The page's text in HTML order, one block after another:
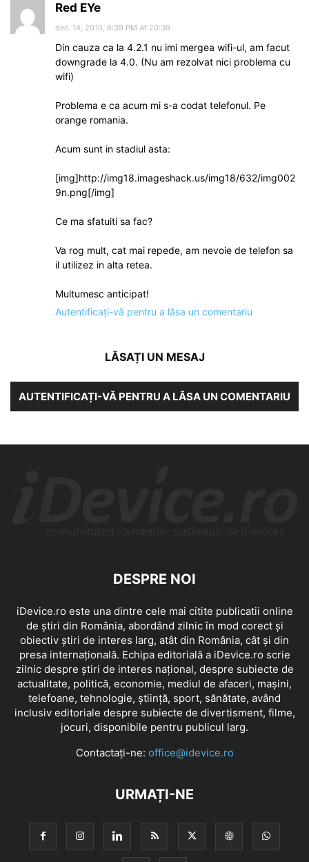
Red EYe
dec. 14, 2010, 8:39 PM At 20:39
Din cauza ca la 4.2.1 nu imi mergea wifi-ul, am facut
downgrade la 4.0. (Nu am rezolvat nici problema cu
wifi)
Problema e ca acum mi s-a codat telefonul. Pe
orange romania.
Acum sunt in stadiul asta:
[img]http://img18.imageshack.us/img18/632/img002
9n.png[/img]
Ce ma sfatuiti sa fac?
Va rog mult, cat mai repede, am nevoie de telefon sa
il utilizez in alta retea.
Multumesc anticipat!
Autentificați-vă pentru a lăsa un comentariu
LĂSAȚI UN MESAJ
AUTENTIFICAȚI-VĂ PENTRU A LĂSA UN COMENTARIU
DESPRE NOI
iDevice.ro este una dintre cele mai citite publicatii online
de știri din România, abordând zilnic în mod corect și
obiectiv știri de interes larg, atât din România, cât și din
presa internațională. Echipa editorială a iDevice.ro scrie
zilnic despre știri de interes național, despre subiecte de
actualitate, politică, economie, mediul de afaceri, mașini,
telefoane, tehnologie, știință, sport, sănătate, având
inclusiv editoriale despre subiecte de divertisment, filme,
jocuri, disponibile pentru publicul larg.
Contactați-ne: office@idevice.ro
URMAȚI-NE